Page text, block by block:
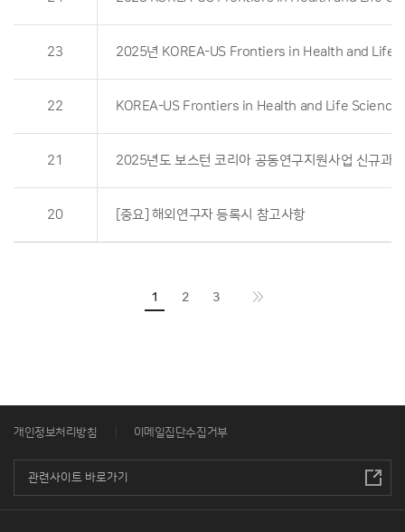
23
22 KOREA-US Frontiers in Health and Life
21 2025년도 보스턴 코리아 공동연구지원사업 신규과
20 [중요] 해외연구자 등록시 참고사항
1 2 3
개인정보처리방침 이메일집단수집거부